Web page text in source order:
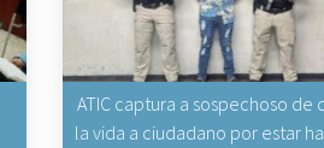
ATIC captura a sospechoso de
la vida a ciudadano por estar